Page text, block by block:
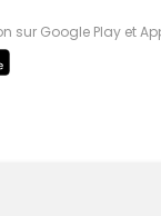
sur Google Play et
chercher votre
(Fachon) ou